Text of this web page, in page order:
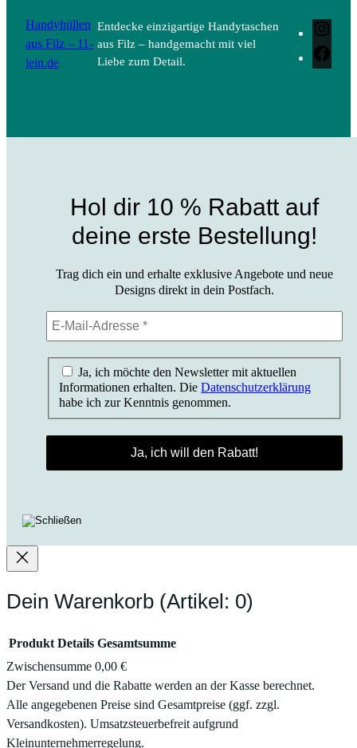
Handyhüllen
aus Filz – 11-
lein.de
Entdecke einzigartige Handytaschen
aus Filz – handgemacht mit viel
Liebe zum Detail.
Hol dir 10 % Rabatt auf
deine erste Bestellung!
Trag dich ein und erhalte exklusive Angebote und neue
Designs direkt in dein Postfach.
Ja, ich möchte den Newsletter mit aktuellen
Informationen erhalten. DieDatenschutzerklärung
habe ich zur Kenntnis genommen.
Dein Warenkorb (Artikel: 0)
Produkte
im
Warenkorb
Produkt Details Gesamtsumme
Zwischensumme 0,00 €
Der Versand und die Rabatte werden an der Kasse berechnet.
Alle angegebenen Preise sind Gesamtpreise (ggf. zzgl.
Versandkosten). Umsatzsteuerbefreit aufgrund
Kleinunternehmerregelung.